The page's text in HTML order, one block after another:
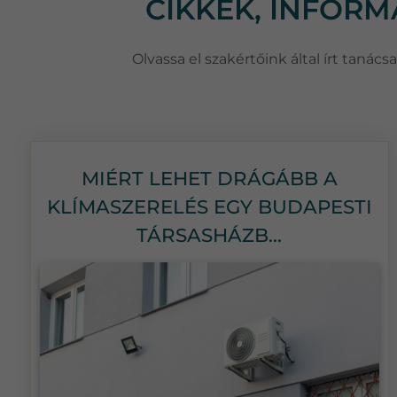
CIKKEK,
Olvassa el szakértőink által írt
MIÉRT LEHET DRÁGÁBB A
KLÍMASZERELÉS EGY BUDAPESTI
TÁRSASHÁZB...